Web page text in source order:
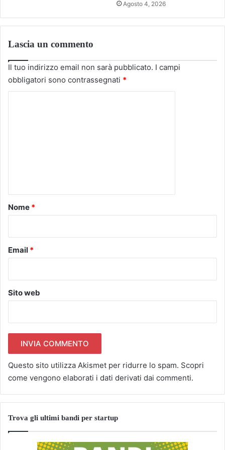
Agosto 4, 2026
Lascia un commento
Il tuo indirizzo email non sarà pubblicato. I campi
obbligatori sono contrassegnati *
o
Nome *
Email *
Sito web
Questo sito utilizza Akismet per ridurre lo spam. Scopri
come vengono elaborati i dati derivati dai commenti.
Trova gli ultimi bandi per startup